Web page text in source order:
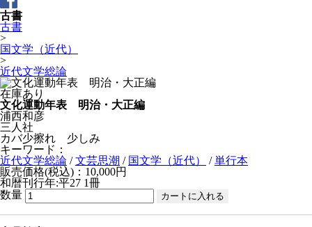
古書
古書
>
国文学（近代）
>
近代文学総論
在庫あり
文化運動年表 明治・大正編
浦西和彦
三人社
カバ少擦れ 少しみ
キーワード：
近代文学総論 /文芸思潮 / 国文学（近代） /単行本
販売価格(税込)：10,000円
和暦刊行年:平27 1冊
数量